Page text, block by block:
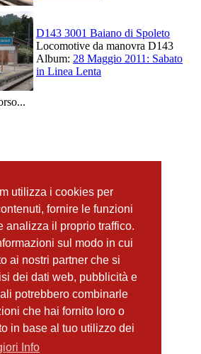
utilizza i cookies per
fornire le funzioni
analizza il proprio traffico.
sul modo in cui
ai nostri partner che si
dei dati web, pubblicità e
potrebbero combinarle
che hai fornito loro o
in base al tuo utilizzo dei
Info
D143 3001 Baiano di Spoleto
Locomotive da manovra D143
Album: 28 Maggio 2011: Sabato
in Linea Lenta